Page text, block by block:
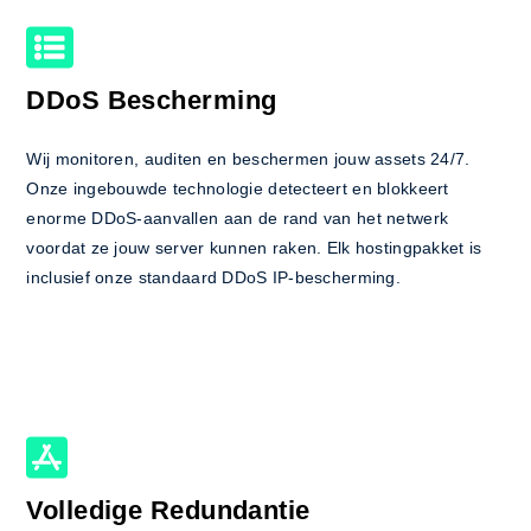
DDoS Bescherming
Wij monitoren, auditen en beschermen jouw assets 24/7.
Onze ingebouwde technologie detecteert en blokkeert
enorme DDoS-aanvallen aan de rand van het netwerk
voordat ze jouw server kunnen raken. Elk hostingpakket is
inclusief onze standaard DDoS IP-bescherming.
Volledige Redundantie